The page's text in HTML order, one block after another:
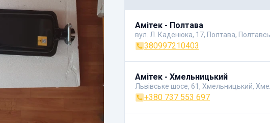
Амітек - Полтава
вул. Л. Каденюка, 17, Полтава,
380997210403
Амітек - Хмельницький
Львівське шосе, 61, Хмельницький,
+380 737 553 697